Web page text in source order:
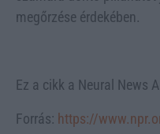
megőrzése érdekében.
Ez a cikk a Neural News
Forrás: https://